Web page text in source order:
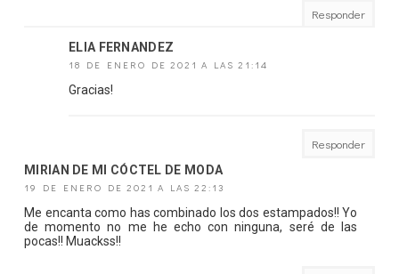
Responder
ELIA FERNANDEZ
18 DE ENERO DE 2021 A LAS 21:14
Gracias!
Responder
MIRIAN DE MI CÓCTEL DE MODA
19 DE ENERO DE 2021 A LAS 22:13
Me encanta como has combinado los dos estampados!! Yo
de momento no me he echo con ninguna, seré de las
pocas!! Muackss!!